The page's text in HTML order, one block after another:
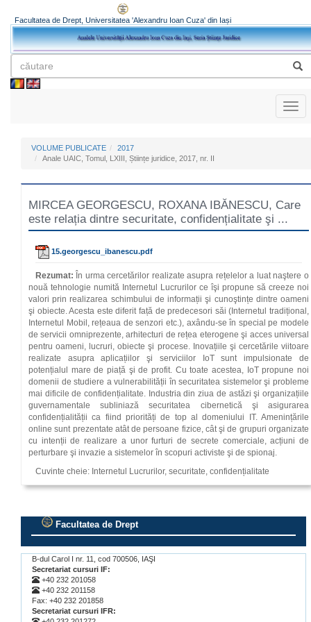
Facultatea de Drept, Universitatea 'Alexandru Ioan Cuza' din Iași
VOLUME PUBLICATE
2017
Anale UAIC, Tomul, LXIII, Științe juridice, 2017, nr. II
MIRCEA GEORGESCU, ROXANA IBĂNESCU, Care
este relația dintre securitate, confidențialitate şi ...
15.georgescu_ibanescu.pdf
Rezumat: În urma cercetărilor realizate asupra rețelelor a luat naştere o
nouă tehnologie numită Internetul Lucrurilor ce îşi propune să creeze noi
valori prin realizarea schimbului de informații şi cunoştințe dintre oameni
şi obiecte. Acesta este diferit față de predecesori săi (Internetul tradițional,
Internetul Mobil, rețeaua de senzori etc.), axându-se în special pe modele
de servicii omniprezente, arhitecturi de rețea eterogene şi acces universal
pentru oameni, lucruri, obiecte şi procese. Inovațiile şi cercetările viitoare
realizate asupra aplicațiilor şi serviciilor IoT sunt impulsionate de
potențialul mare de piață şi de profit. Cu toate acestea, IoT propune noi
domenii de studiere a vulnerabilității în securitatea sistemelor şi probleme
mai dificile de confidențialitate. Industria din ziua de astăzi şi organizațiile
guvernamentale subliniază securitatea cibernetică şi asigurarea
confidențialității ca fiind priorități de top al domeniului IT. Amenințările
online sunt prezentate atât de persoane fizice, cât şi de grupuri organizate
cu intenții de realizare a unor furturi de secrete comerciale, acțiuni de
perturbare şi invazie a sistemelor în scopuri activiste şi de spionaj.
Cuvinte cheie: Internetul Lucrurilor, securitate, confidențialitate
Facultatea de Drept
B-dul Carol I nr. 11, cod 700506, IAŞI
Secretariat cursuri IF:
+40 232 201058
+40 232 201158
Fax: +40 232 201858
Secretariat cursuri IFR: